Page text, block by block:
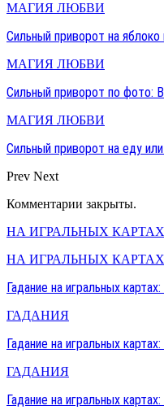
МАГИЯ ЛЮБВИ
Сильный приворот на
МАГИЯ ЛЮБВИ
Сильный приворот по фото:
МАГИЯ ЛЮБВИ
Сильный приворот на еду
Prev Next
Комментарии закрыты.
НА ИГРАЛЬНЫХ КАРТАХ
НА ИГРАЛЬНЫХ КАРТАХ
Гадание на игральных
ГАДАНИЯ
Гадание на игральных
ГАДАНИЯ
Гадание на игральных